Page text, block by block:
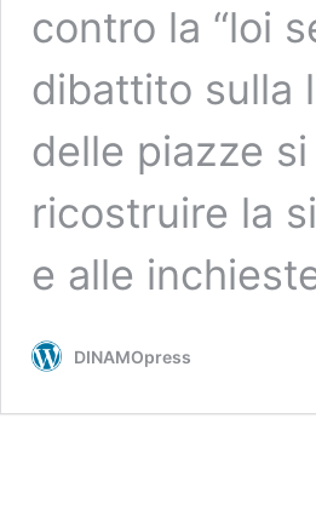
contro la “loi
dibattito sulla
delle piazze
ricostruire la
e alle
DINAMOpress